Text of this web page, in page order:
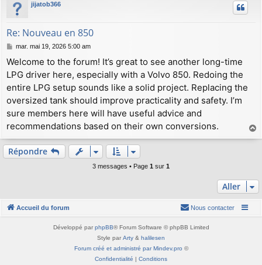
jijatob366
Re: Nouveau en 850
M
s
s
g
e
mar. mai 19, 2026 5:00 am
Welcome to the forum! It’s great to see another long-time
LPG driver here, especially with a Volvo 850. Redoing the
entire LPG setup sounds like a solid project. Replacing the
oversized tank should improve practicality and safety. I’m
sure members here will have useful advice and
recommendations based on their own conversions.
a
Répondre
3 messages • Page 1 sur 1
Aller
Accueil du forum Nous contacter
Développé par phpBB® Forum Software © phpBB Limited
Style par Arty & halilesen
Forum créé et administré par Mindev.pro ©
Confidentialité | Conditions